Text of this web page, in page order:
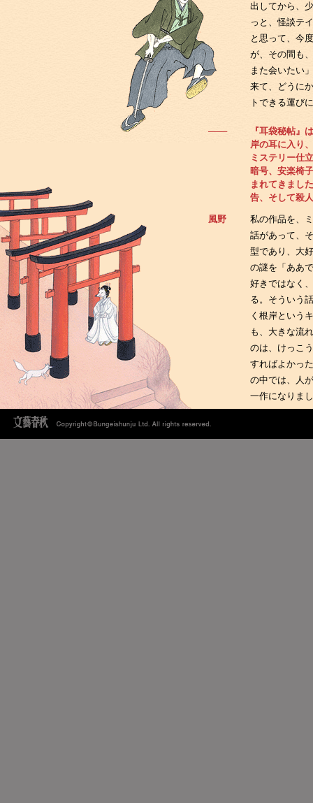
出してから、
っと、怪談テ
と思って、今
が、その間も
また会いたい
来て、どうに
トできる運び
───
『耳袋秘帖』
岸の耳に入り
ミステリー仕
暗号、安楽椅
まれてきまし
告、そして殺
風野
私の作品を、
話があって、
型であり、大
の謎を「ああ
好きではなく
る。そういう
く根岸という
も、大きな流
のは、けっこ
すればよかっ
の中では、人
一作になりま